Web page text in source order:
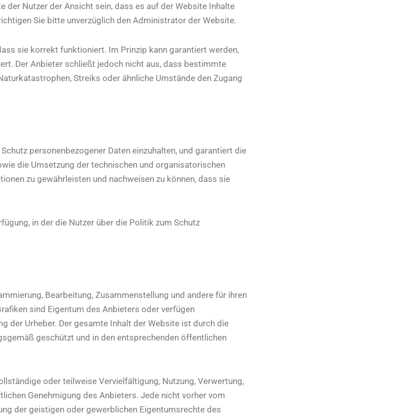
Nutzer der Ansicht sein, dass es auf der Website Inhalte
Sie bitte unverzüglich den Administrator der Website.
sie korrekt funktioniert. Im Prinzip kann garantiert werden,
Der Anbieter schließt jedoch nicht aus, dass bestimmte
Streiks oder ähnliche Umstände den Zugang
personenbezogener Daten einzuhalten, und garantiert die
die Umsetzung der technischen und organisatorischen
zu gewährleisten und nachweisen zu können, dass sie
in der die Nutzer über die Politik zum Schutz
Bearbeitung, Zusammenstellung und andere für ihren
sind Eigentum des Anbieters oder verfügen
der Urheber. Der gesamte Inhalt der Website ist durch die
geschützt und in den entsprechenden öffentlichen
oder teilweise Vervielfältigung, Nutzung, Verwertung,
Genehmigung des Anbieters. Jede nicht vorher vom
der geistigen oder gewerblichen Eigentumsrechte des